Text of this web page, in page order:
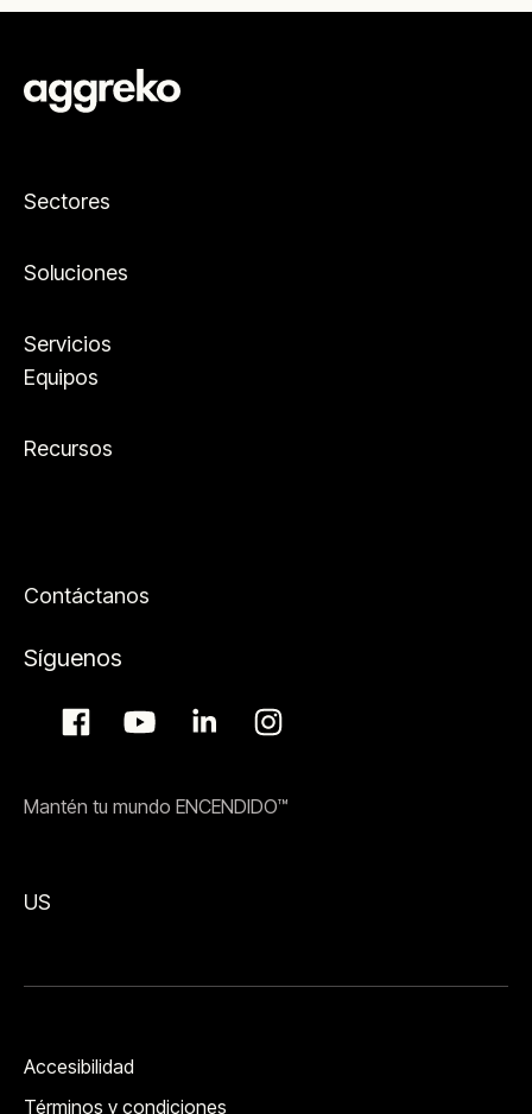
Sectores
Soluciones
Servicios
Equipos
Recursos
Contáctanos
Síguenos
Mantén tu mundo ENCENDIDO™
US
Accesibilidad
Términos y condiciones